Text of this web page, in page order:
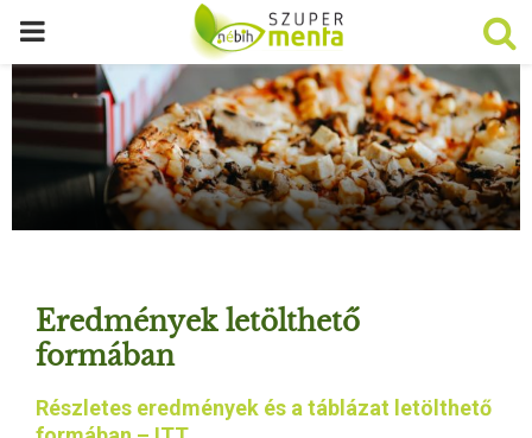
P
R
I
M
R
Eredmények letölthető
formában
Részletes eredmények és a táblázat letölthető